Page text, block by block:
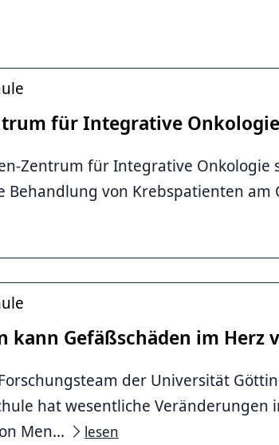
für Integrative Onkologie
Zentrum für Integrative Onkologie
Behandlung von Krebspatienten am
kann Gefäß­schäden im Herz
der Universität
hat wesentliche Veränderungen
Men...
lesen